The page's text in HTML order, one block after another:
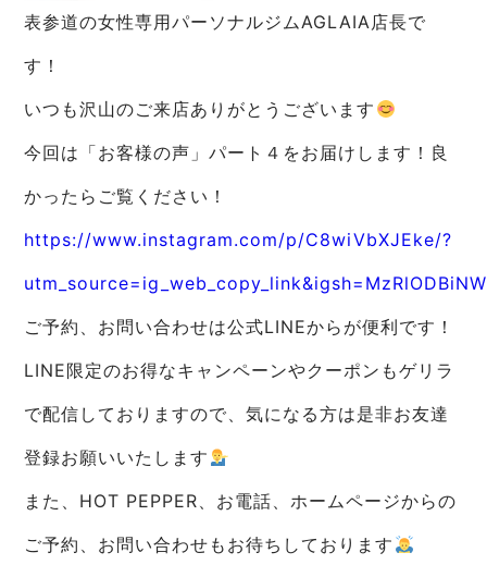
表参道の女性専用パーソナルジムAGLAIA店長で
す！
いつも沢山のご来店ありがとうございます
今回は「お客様の声」パート４をお届けします！良
かったらご覧ください！
https://www.instagram.com/p/C8wiVbXJEke/?
ご予約、お問い合わせは公式LINEからが便利です！
LINE限定のお得なキャンペーンやクーポンもゲリラ
で配信しておりますので、気になる方は是非お友達
登録お願いいたします
また、HOT PEPPER、お電話、ホームページからの
ご予約、お問い合わせもお待ちしております